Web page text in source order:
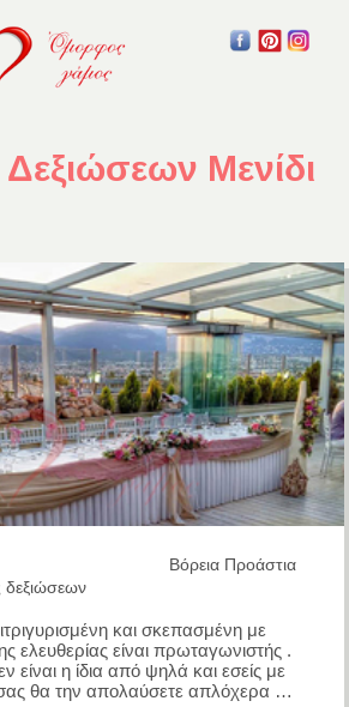
Μενίδι
Βόρεια Προάστια
δεξιώσεων
και σκεπασμένη με
ελευθερίας είναι πρωταγωνιστής .
είναι η ίδια από ψηλά και εσείς με
θα την απολαύσετε απλόχερα …